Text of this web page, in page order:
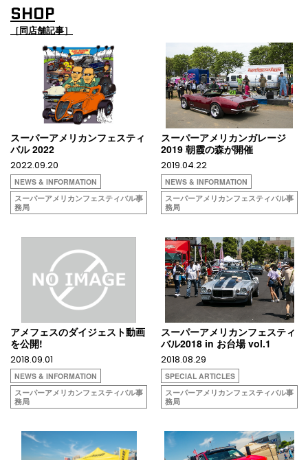
SHOP
［同店舗記事］
スーパーアメリカンフェスティ
バル 2022
2022.09.20
NEWS & INFORMATION
スーパーアメリカンフェスティバル事
務局
スーパーアメリカンガレージ
2019 朝霞の森が開催
2019.04.22
NEWS & INFORMATION
スーパーアメリカンフェスティバル事
務局
アメフェスのダイジェスト動画
を公開!
2018.09.01
NEWS & INFORMATION
スーパーアメリカンフェスティバル事
務局
スーパーアメリカンフェスティ
バル2018 in お台場 vol.1
2018.08.29
SPECIAL ARTICLES
スーパーアメリカンフェスティバル事
務局